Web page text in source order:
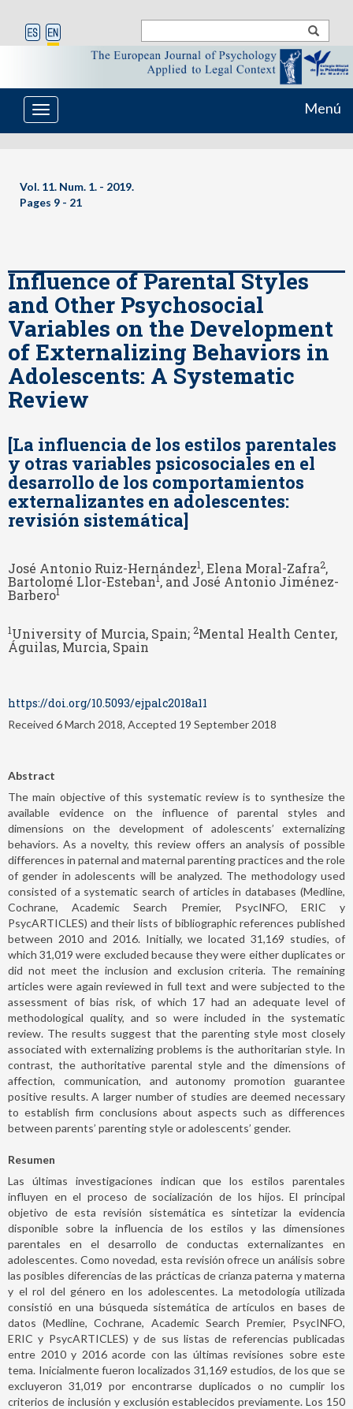
Toggle
navigation
Menú
Vol. 11. Num. 1. - 2019.
Pages 9 - 21
Influence of Parental Styles
and Other Psychosocial
Variables on the Development
of Externalizing Behaviors in
Adolescents: A Systematic
Review
[La influencia de los estilos parentales
y otras variables psicosociales en el
desarrollo de los comportamientos
externalizantes en adolescentes:
revisión sistemática]
José Antonio Ruiz-Hernández1, Elena Moral-Zafra2,
Bartolomé Llor-Esteban1, and José Antonio Jiménez-
Barbero1
1University of Murcia, Spain; 2Mental Health Center,
Águilas, Murcia, Spain
https://doi.org/10.5093/ejpalc2018a11
Received 6 March 2018, Accepted 19 September 2018
Abstract
The main objective of this systematic review is to synthesize the
available evidence on the influence of parental styles and
dimensions on the development of adolescents’ externalizing
behaviors. As a novelty, this review offers an analysis of possible
differences in paternal and maternal parenting practices and the role
of gender in adolescents will be analyzed. The methodology used
consisted of a systematic search of articles in databases (Medline,
Cochrane, Academic Search Premier, PsycINFO, ERIC y
PsycARTICLES) and their lists of bibliographic references published
between 2010 and 2016. Initially, we located 31,169 studies, of
which 31,019 were excluded because they were either duplicates or
did not meet the inclusion and exclusion criteria. The remaining
articles were again reviewed in full text and were subjected to the
assessment of bias risk, of which 17 had an adequate level of
methodological quality, and so were included in the systematic
review. The results suggest that the parenting style most closely
associated with externalizing problems is the authoritarian style. In
contrast, the authoritative parental style and the dimensions of
affection, communication, and autonomy promotion guarantee
positive results. A larger number of studies are deemed necessary
to establish firm conclusions about aspects such as differences
between parents’ parenting style or adolescents’ gender.
Resumen
Las últimas investigaciones indican que los estilos parentales
influyen en el proceso de socialización de los hijos. El principal
objetivo de esta revisión sistemática es sintetizar la evidencia
disponible sobre la influencia de los estilos y las dimensiones
parentales en el desarrollo de conductas externalizantes en
adolescentes. Como novedad, esta revisión ofrece un análisis sobre
las posibles diferencias de las prácticas de crianza paterna y materna
y el rol del género en los adolescentes. La metodología utilizada
consistió en una búsqueda sistemática de artículos en bases de
datos (Medline, Cochrane, Academic Search Premier, PsycINFO,
ERIC y PsycARTICLES) y de sus listas de referencias publicadas
entre 2010 y 2016 acorde con las últimas revisiones sobre este
tema. Inicialmente fueron localizados 31,169 estudios, de los que se
excluyeron 31,019 por encontrarse duplicados o no cumplir los
criterios de inclusión y exclusión establecidos previamente. Los 150